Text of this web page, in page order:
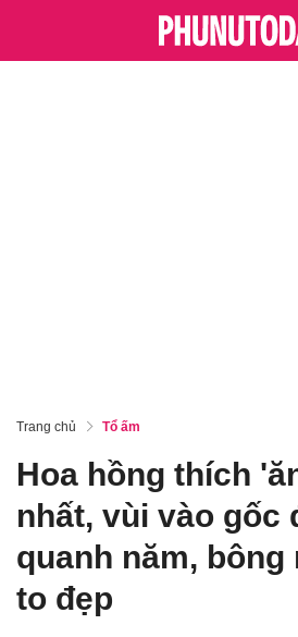
Trang chủ Tổ ấm
Hoa hồng thích
nhất, vùi vào gốc
quanh năm, bông
to đẹp